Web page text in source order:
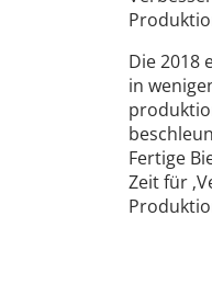
Die 2018
in
Fertige
Zeit für